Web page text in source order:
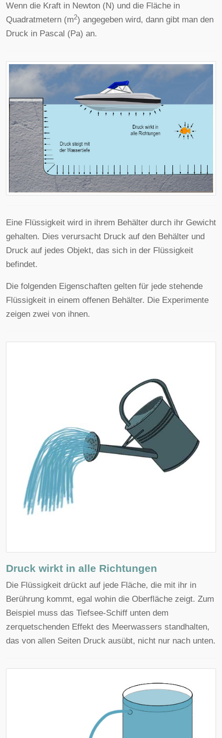
Wenn die Kraft in Newton (N) und die Fläche in
Quadratmetern (m2) angegeben wird, dann gibt man den
Druck in Pascal (Pa) an.
Eine Flüssigkeit wird in ihrem Behälter durch ihr Gewicht
gehalten. Dies verursacht Druck auf den Behälter und
Druck auf jedes Objekt, das sich in der Flüssigkeit
befindet.
Die folgenden Eigenschaften gelten für jede stehende
Flüssigkeit in einem offenen Behälter. Die Experimente
zeigen zwei von ihnen.
Druck wirkt in alle Richtungen
Die Flüssigkeit drückt auf jede Fläche, die mit ihr in
Berührung kommt, egal wohin die Oberfläche zeigt. Zum
Beispiel muss das Tiefsee-Schiff unten dem
zerquetschenden Effekt des Meerwassers standhalten,
das von allen Seiten Druck ausübt, nicht nur nach unten.